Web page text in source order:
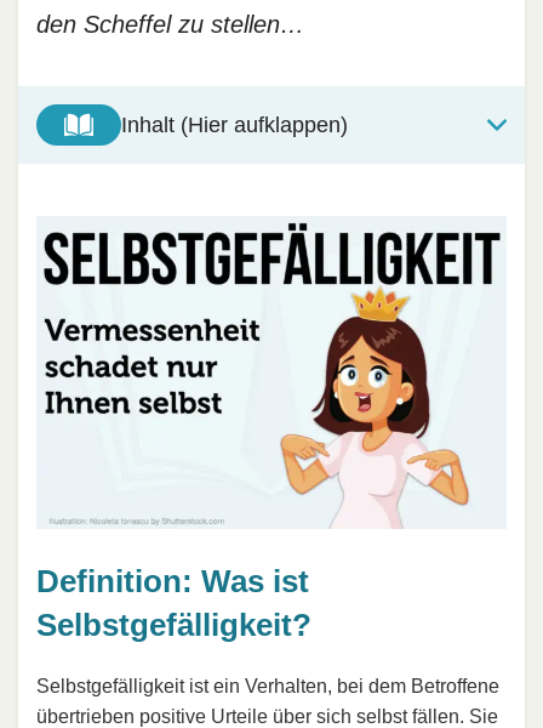
den Scheffel zu stellen…
Inhalt (Hier aufklappen)
Definition: Was ist
Selbstgefälligkeit?
Selbstgefälligkeit ist ein Verhalten, bei dem Betroffene
übertrieben positive Urteile über sich selbst fällen. Sie